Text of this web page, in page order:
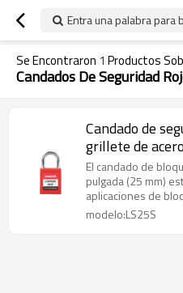
Entra una palabra para
Se Encontraron 1 Productos
Candados De Seguridad
Candado de
grillete de
mayor de
El candado de
pulgada (25 mm)
aplicaciones de
modelo:LS25S